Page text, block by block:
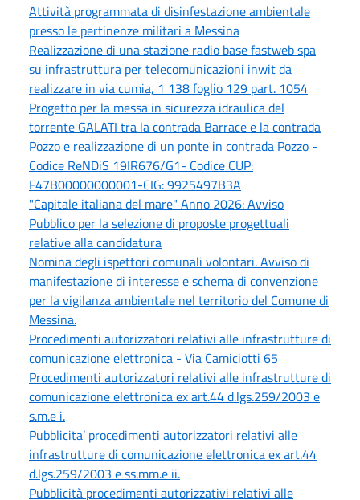
Attività programmata di disinfestazione ambientale
presso le pertinenze militari a Messina
Realizzazione di una stazione radio base fastweb spa
su infrastruttura per telecomunicazioni inwit da
realizzare in via cumia, 1 138 foglio 129 part. 1054
Progetto per la messa in sicurezza idraulica del
torrente GALATI tra la contrada Barrace e la contrada
Pozzo e realizzazione di un ponte in contrada Pozzo -
Codice ReNDiS 19IR676/G1- Codice CUP:
F47B00000000001-CIG: 9925497B3A
"Capitale italiana del mare" Anno 2026: Avviso
Pubblico per la selezione di proposte progettuali
relative alla candidatura
Nomina degli ispettori comunali volontari. Avviso di
manifestazione di interesse e schema di convenzione
per la vigilanza ambientale nel territorio del Comune di
Messina.
Procedimenti autorizzatori relativi alle infrastrutture di
comunicazione elettronica - Via Camiciotti 65
Procedimenti autorizzatori relativi alle infrastrutture di
comunicazione elettronica ex art.44 d.lgs.259/2003 e
s.m.e i.
Pubblicita’ procedimenti autorizzatori relativi alle
infrastrutture di comunicazione elettronica ex art.44
d.lgs.259/2003 e ss.mm.e ii.
Pubblicità procedimenti autorizzativi relativi alle